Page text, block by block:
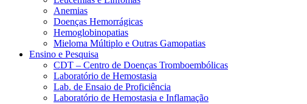
Anemias
Doenças Hemorrágicas
Hemoglobinopatias
Mieloma Múltiplo e Outras Gamopatias
Ensino e Pesquisa
CDT – Centro de Doenças Tromboembólicas
Laboratório de Hemostasia
Lab. de Ensaio de Proficiência
Laboratório de Hemostasia e Inflamação